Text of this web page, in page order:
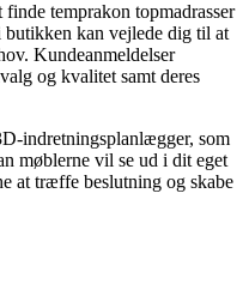
temprakon topmadrasser
butikken kan vejlede dig til at
Kundeanmeldelser
og kvalitet samt deres
indretningsplanlægger, som
møblerne vil se ud i dit eget
at træffe beslutning og skabe